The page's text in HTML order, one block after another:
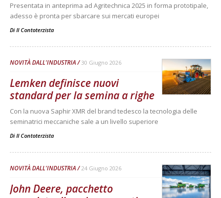
Presentata in anteprima ad Agritechnica 2025 in forma prototipale,
adesso è pronta per sbarcare sui mercati europei
Di Il Contoterzista
NOVITÀ DALL'INDUSTRIA 30 Giugno 2026
Lemken definisce nuovi
standard per la semina a righe
Con la nuova Saphir XMR del brand tedesco la tecnologia delle
seminatrici meccaniche sale a un livello superiore
Di Il Contoterzista
NOVITÀ DALL'INDUSTRIA 24 Giugno 2026
John Deere, pacchetto